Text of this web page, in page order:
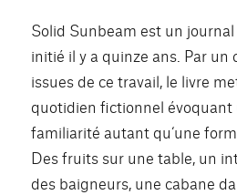
Solid Sunbeam est un
initié il y a quinze ans. Par un
issues de ce travail, le livre
quotidien fictionnel
familiarité autant qu‘une
Des fruits sur une table, un
des baigneurs, une cabane